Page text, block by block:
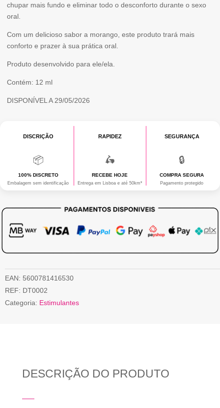
THROAT
SPRAY
MORANGO,
ML
chupar mais fundo e eliminar todo o desconforto durante o sexo
oral.
Com um delicioso sabor a morango, este produto trará mais
conforto e prazer à sua prática oral.
Produto desenvolvido para ele/ela.
Contém: 12 ml
DISPONÍVEL A 29/05/2026
DISCRIÇÃO
📦
100% DISCRETO
Embalagem sem identificação
RAPIDEZ
🛵
RECEBE HOJE
Entrega em Lisboa e até 50km*
SEGURANÇA
🔒
COMPRA SEGURA
Pagamento protegido
EAN: 5600781416530
REF: DT0002
Categoria: Estimulantes
DESCRIÇÃO DO PRODUTO